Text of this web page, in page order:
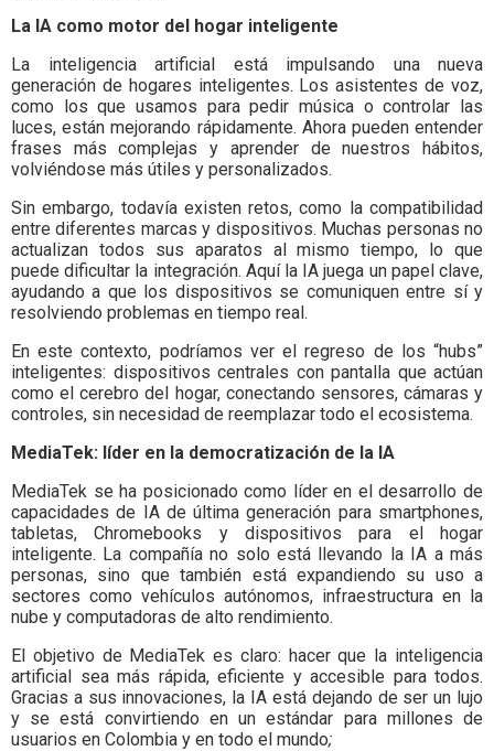
La IA como motor del hogar inteligente
La inteligencia artificial está impulsando una nueva
generación de hogares inteligentes. Los asistentes de voz,
como los que usamos para pedir música o controlar las
luces, están mejorando rápidamente. Ahora pueden entender
frases más complejas y aprender de nuestros hábitos,
volviéndose más útiles y personalizados.
Sin embargo, todavía existen retos, como la compatibilidad
entre diferentes marcas y dispositivos. Muchas personas no
actualizan todos sus aparatos al mismo tiempo, lo que
puede dificultar la integración. Aquí la IA juega un papel clave,
ayudando a que los dispositivos se comuniquen entre sí y
resolviendo problemas en tiempo real.
En este contexto, podríamos ver el regreso de los “hubs”
inteligentes: dispositivos centrales con pantalla que actúan
como el cerebro del hogar, conectando sensores, cámaras y
controles, sin necesidad de reemplazar todo el ecosistema.
MediaTek: líder en la democratización de la IA
MediaTek se ha posicionado como líder en el desarrollo de
capacidades de IA de última generación para smartphones,
tabletas, Chromebooks y dispositivos para el hogar
inteligente. La compañía no solo está llevando la IA a más
personas, sino que también está expandiendo su uso a
sectores como vehículos autónomos, infraestructura en la
nube y computadoras de alto rendimiento.
El objetivo de MediaTek es claro: hacer que la inteligencia
artificial sea más rápida, eficiente y accesible para todos.
Gracias a sus innovaciones, la IA está dejando de ser un lujo
y se está convirtiendo en un estándar para millones de
usuarios en Colombia y en todo el mundo;